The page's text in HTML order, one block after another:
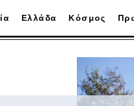
Ελλάδα Κόσμος